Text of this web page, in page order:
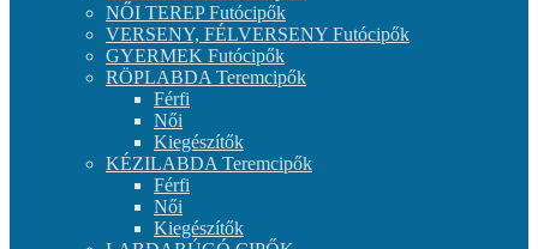
NŐI TEREP Futócipők
VERSENY, FÉLVERSENY Futócipők
GYERMEK Futócipők
RÖPLABDA Teremcipők
Férfi
Női
Kiegészítők
KÉZILABDA Teremcipők
Férfi
Női
Kiegészítők